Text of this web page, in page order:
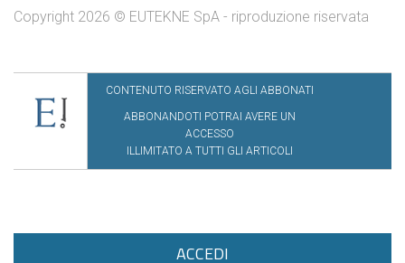
Copyright 2026 © EUTEKNE SpA - riproduzione riservata
CONTENUTO RISERVATO AGLI ABBONATI
ABBONANDOTI POTRAI AVERE UN
ACCESSO
ILLIMITATO A TUTTI GLI ARTICOLI
ACCEDI